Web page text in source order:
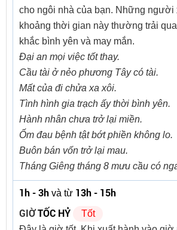
cho ngôi nhà của bạn. Những người
khoảng thời gian này thường trải
khắc bình yên và may mắn.
Đại an mọi việc tốt thay.
Cầu tài ở nẻo phương Tây có tài.
Mất của đi chửa xa xôi.
Tình hình gia trạch ấy thời bình yên.
Hành nhân chưa trở lại miền.
Ốm đau bệnh tật bớt phiền không lo.
Buôn bán vốn trở lại mau.
Tháng Giêng tháng 8 mưu cầu có
1h - 3h và từ 13h - 15h
GIỜTỐC HỶ
Tốt